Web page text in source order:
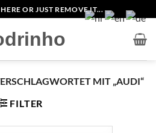
OR JUST REMOVE IT...
MIT „AUDI“
FILTER